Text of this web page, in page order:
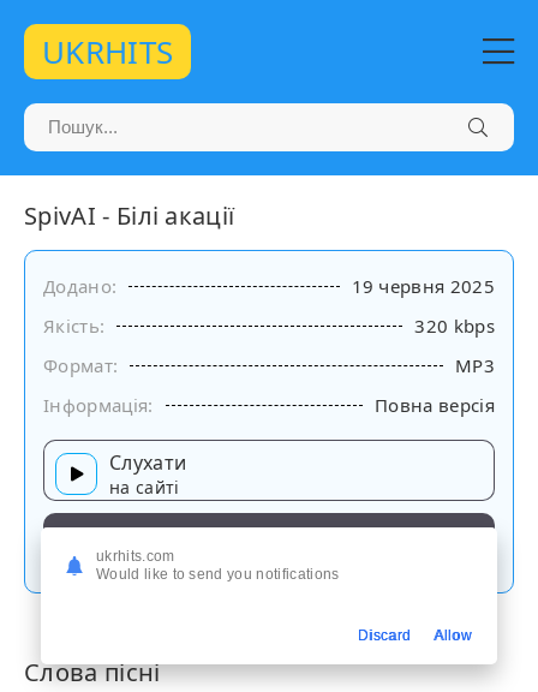
UKRHITS
SpivAI - Білі акації
Додано:
19 червня 2025
Якість:
320 kbps
Формат:
MP3
Інформація:
Повна версія
Слухати
на сайті
Слова пісні
ukrhits.com
Would like to send you notifications
Discard Allow